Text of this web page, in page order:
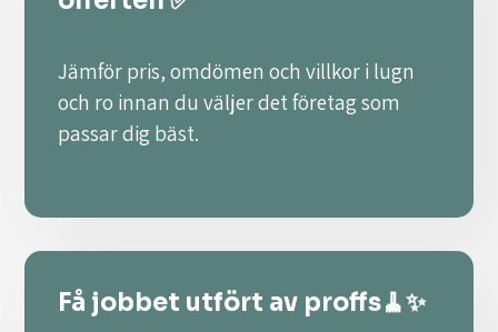
Jämför pris, omdömen och villkor i lugn
och ro innan du väljer det företag som
passar dig bäst.
Få jobbet utfört av proffs🧹✨